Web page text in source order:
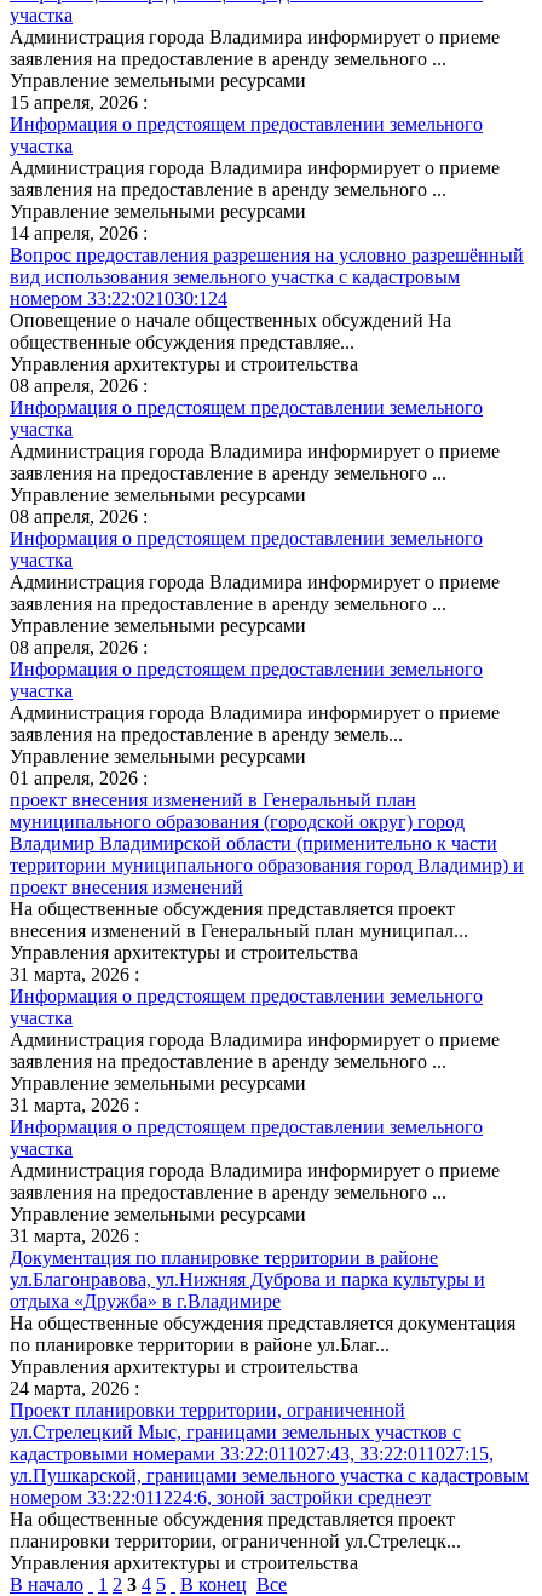
участка
Администрация города Владимира информирует о приеме
заявления на предоставление в аренду земельного ...
Управление земельными ресурсами
15 апреля, 2026 :
Информация о предстоящем предоставлении земельного
участка
Администрация города Владимира информирует о приеме
заявления на предоставление в аренду земельного ...
Управление земельными ресурсами
14 апреля, 2026 :
Вопрос предоставления разрешения на условно разрешённый
вид использования земельного участка с кадастровым
номером 33:22:021030:124
Оповещение о начале общественных обсуждений На
общественные обсуждения представляе...
Управления архитектуры и строительства
08 апреля, 2026 :
Информация о предстоящем предоставлении земельного
участка
Администрация города Владимира информирует о приеме
заявления на предоставление в аренду земельного ...
Управление земельными ресурсами
08 апреля, 2026 :
Информация о предстоящем предоставлении земельного
участка
Администрация города Владимира информирует о приеме
заявления на предоставление в аренду земельного ...
Управление земельными ресурсами
08 апреля, 2026 :
Информация о предстоящем предоставлении земельного
участка
Администрация города Владимира информирует о приеме
заявления на предоставление в аренду земель...
Управление земельными ресурсами
01 апреля, 2026 :
проект внесения изменений в Генеральный план
муниципального образования (городской округ) город
Владимир Владимирской области (применительно к части
территории муниципального образования город Владимир) и
проект внесения изменений
На общественные обсуждения представляется проект
внесения изменений в Генеральный план муниципал...
Управления архитектуры и строительства
31 марта, 2026 :
Информация о предстоящем предоставлении земельного
участка
Администрация города Владимира информирует о приеме
заявления на предоставление в аренду земельного ...
Управление земельными ресурсами
31 марта, 2026 :
Информация о предстоящем предоставлении земельного
участка
Администрация города Владимира информирует о приеме
заявления на предоставление в аренду земельного ...
Управление земельными ресурсами
31 марта, 2026 :
Документация по планировке территории в районе
ул.Благонравова, ул.Нижняя Дуброва и парка культуры и
отдыха «Дружба» в г.Владимире
На общественные обсуждения представляется документация
по планировке территории в районе ул.Благ...
Управления архитектуры и строительства
24 марта, 2026 :
Проект планировки территории, ограниченной
ул.Стрелецкий Мыс, границами земельных участков с
кадастровыми номерами 33:22:011027:43, 33:22:011027:15,
ул.Пушкарской, границами земельного участка с кадастровым
номером 33:22:011224:6, зоной застройки среднеэт
На общественные обсуждения представляется проект
планировки территории, ограниченной ул.Стрелецк...
Управления архитектуры и строительства
В начало
1 2 3 4 5 В конец Все